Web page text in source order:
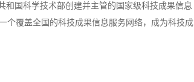
和国科学技术部创建并主管的国家级科技成果信息
个覆盖全国的科技成果信息服务网络，成为科技成